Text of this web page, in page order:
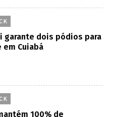
garante dois pódios para
em Cuiabá
100% de